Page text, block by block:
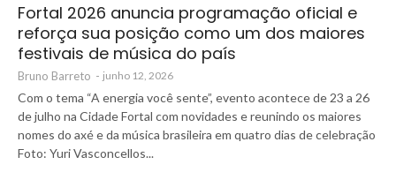
Fortal 2026 anuncia programação oficial e
reforça sua posição como um dos maiores
festivais de música do país
Bruno Barreto - junho 12, 2026
Com o tema “A energia você sente”, evento acontece de 23 a 26
de julho na Cidade Fortal com novidades e reunindo os maiores
nomes do axé e da música brasileira em quatro dias de celebração
Foto: Yuri Vasconcellos...